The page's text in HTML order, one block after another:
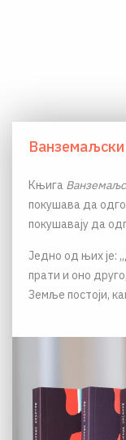
Ванземаљски
Књига
покушава да
покушавају да
Једно од њих је:
прати и оно
Земље постоји,